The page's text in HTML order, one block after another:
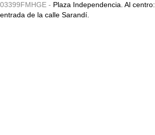
03399FMHGE - Plaza Independencia. Al centro:
entrada de la calle Sarandí.